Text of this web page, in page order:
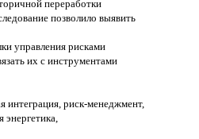
переработки
позволило выявить
управления рисками
их с инструментами
интеграция, риск-менеджмент,